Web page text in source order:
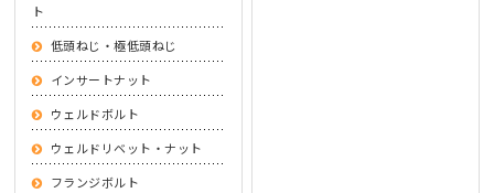
ト
低頭ねじ・極低頭ねじ
インサートナット
ウェルドボルト
ウェルドリベット・ナット
フランジボルト